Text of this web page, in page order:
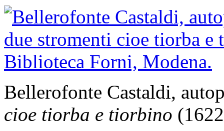
Bellerofonte Castaldi,
cioe tiorba e tiorbino